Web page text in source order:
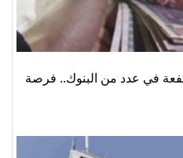
في عدد من البنوك.. فرصة